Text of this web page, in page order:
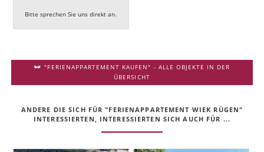
Bitte sprechen Sie uns direkt an.
"FERIENAPPARTEMENT KAUFEN" - ALLE OBJEKTE IN DER
ÜBERSICHT
ANDERE DIE SICH FÜR "FERIENAPPARTEMENT WIEK RÜGEN"
INTERESSIERTEN, INTERESSIERTEN SICH AUCH FÜR ...